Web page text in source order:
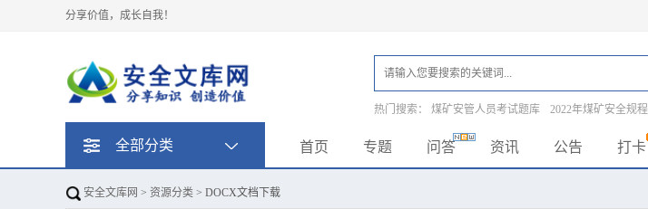
分享价值，成长自我！
热门搜索： 煤矿安管人员考试题库 2022年煤矿安全规程
全部分类 首页 专题 问答 资讯 公告 打卡
安全文库网 > 资源分类 > DOCX文档下载